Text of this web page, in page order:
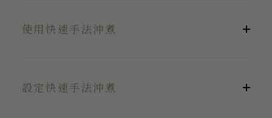
使用快速手法沖煮
設定快速手法沖煮